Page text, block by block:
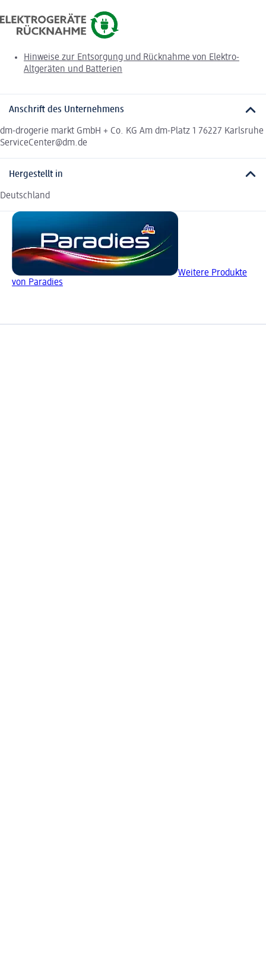
Hinweise zur Entsorgung und Rücknahme von Elektro-
Altgeräten und Batterien
Anschrift des Unternehmens
dm-drogerie markt GmbH + Co. KG Am dm-Platz 1 76227 Karlsruhe
ServiceCenter@dm.de
Hergestellt in
Deutschland
Weitere Produkte
von Paradies